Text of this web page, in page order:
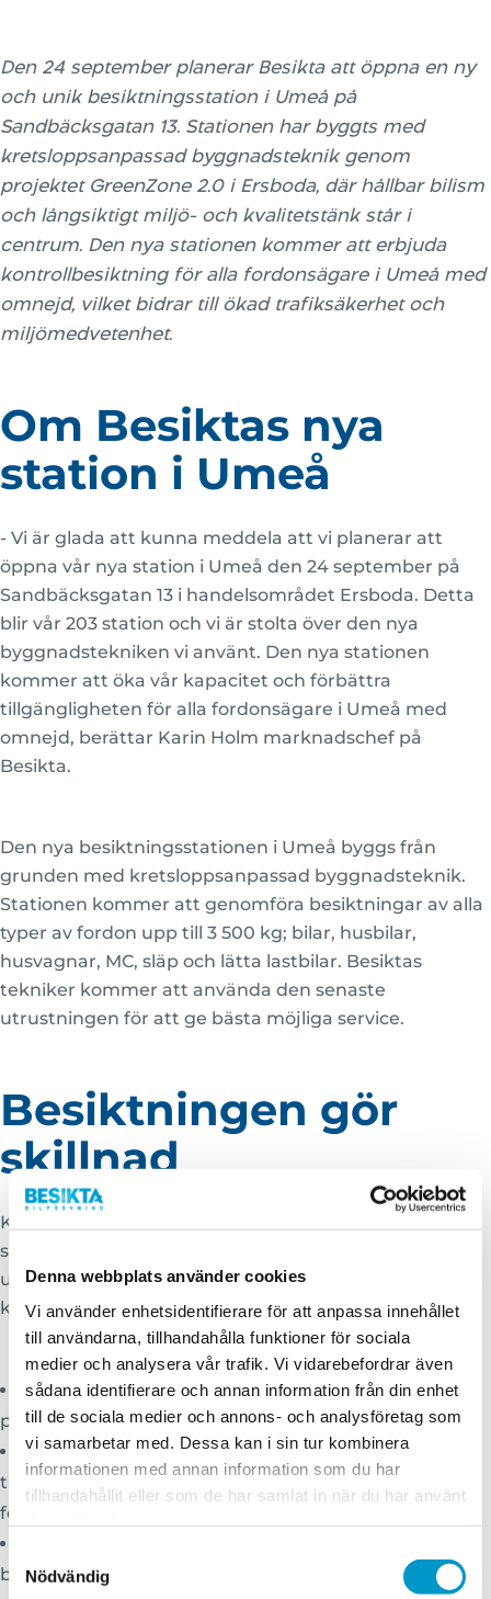
Denna webbplats använder cookies
Vi använder enhetsidentifierare för att anpassa innehållet
till användarna, tillhandahålla funktioner för sociala
medier och analysera vår trafik. Vi vidarebefordrar även
sådana identifierare och annan information från din enhet
till de sociala medier och annons- och analysföretag som
vi samarbetar med. Dessa kan i sin tur kombinera
informationen med annan information som du har
tillhandahållit eller som de har samlat in när du har använt
Nödvändig
Den 24 september planerar Besikta att öppna en ny
och unik besiktningsstation i Umeå på
Sandbäcksgatan 13. Stationen har byggts med
kretsloppsanpassad byggnadsteknik genom
projektet GreenZone 2.0 i Ersboda, där hållbar bilism
och långsiktigt miljö- och kvalitetstänk står i
centrum. Den nya stationen kommer att erbjuda
kontrollbesiktning för alla fordonsägare i Umeå med
omnejd, vilket bidrar till ökad trafiksäkerhet och
miljömedvetenhet.
Om Besiktas nya
station i Umeå
- Vi är glada att kunna meddela att vi planerar att
öppna vår nya station i Umeå den 24 september på
Sandbäcksgatan 13 i handelsområdet Ersboda. Detta
blir vår 203 station och vi är stolta över den nya
byggnadstekniken vi använt. Den nya stationen
kommer att öka vår kapacitet och förbättra
tillgängligheten för alla fordonsägare i Umeå med
omnejd, berättar Karin Holm marknadschef på
Besikta.
Den nya besiktningsstationen i Umeå byggs från
grunden med kretsloppsanpassad byggnadsteknik.
Stationen kommer att genomföra besiktningar av alla
typer av fordon upp till 3 500 kg; bilar, husbilar,
husvagnar, MC, släp och lätta lastbilar. Besiktas
tekniker kommer att använda den senaste
utrustningen för att ge bästa möjliga service.
Besiktningen gör
skillnad
Kontrollbesiktning är en viktig del av bilägandet som
säkerställer att ditt fordon är säkert att använda och
uppfyller miljökrav. Genom regelbundna besiktningar
kan du:
Öka trafiksäkerheten:Identifiera och åtgärda
potentiella fel och brister som kan orsaka olyckor.
Förlänga fordonets livslängd:Upptäck problem
tidigt för att undvika kostsamma reparationer och
förläng ditt fordons livslängd.
bidrar till att minska ditt fordons miljöpåverkan.